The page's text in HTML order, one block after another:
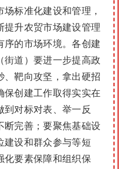
标准化建设和管理，
提升农贸市场建设管理
序的市场环境。各创建
街道）要进一步提高政
、靶向攻坚，拿出硬招
保创建工作取得实实在
到对标对表、举一反
断完善；要聚焦基础设
建设和群众参与等短
化要素保障和组织保